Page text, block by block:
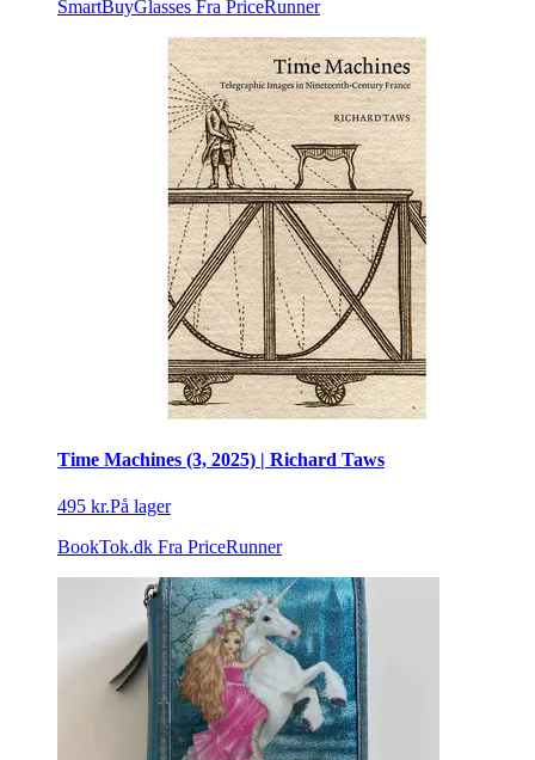
SmartBuyGlasses Fra PriceRunner
Time Machines (3, 2025) | Richard Taws
495 kr.På lager
BookTok.dk Fra PriceRunner